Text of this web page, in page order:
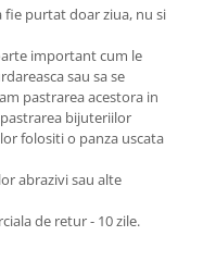
fie purtat doar ziua, nu si
important cum le
sau sa se
pastrarea acestora in
bijuteriilor
folositi o panza uscata
abrazivi sau alte
de retur - 10 zile.